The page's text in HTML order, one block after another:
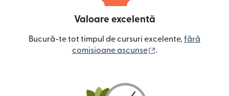
Valoare excelentă
Bucură-te tot timpul de cursuri excelente, fără
comisioane ascunse
.